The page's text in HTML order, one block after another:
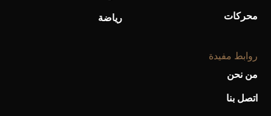
محركات رياضة
روابط مفيدة
من نحن
اتصل بنا